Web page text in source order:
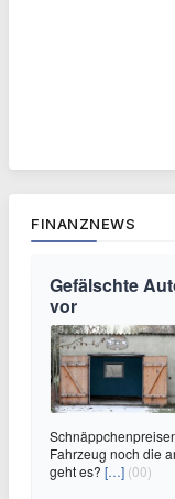
FINANZNEWS
Gefälschte
vor
Fahrzeug noch die
geht es? […] (00)